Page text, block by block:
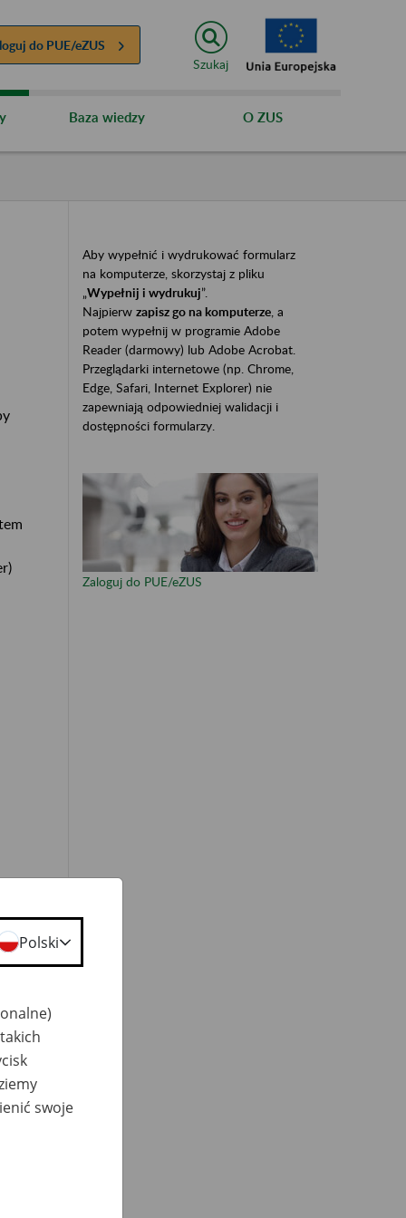
do PUE/eZUS
Szukaj
Baza wiedzy O ZUS
Aby wypełnić i wydrukować formularz
na komputerze, skorzystaj z pliku
„Wypełnij i wydrukuj”.
Najpierw zapisz go na komputerze , a
potem wypełnij w programie Adobe
Reader (darmowy) lub Adobe Acrobat.
Przeglądarki internetowe (np. Chrome,
Edge, Safari, Internet Explorer) nie
zapewniają odpowiedniej walidacji i
dostępności formularzy.
Zaloguj do PUE/eZUS
Polski
swoje